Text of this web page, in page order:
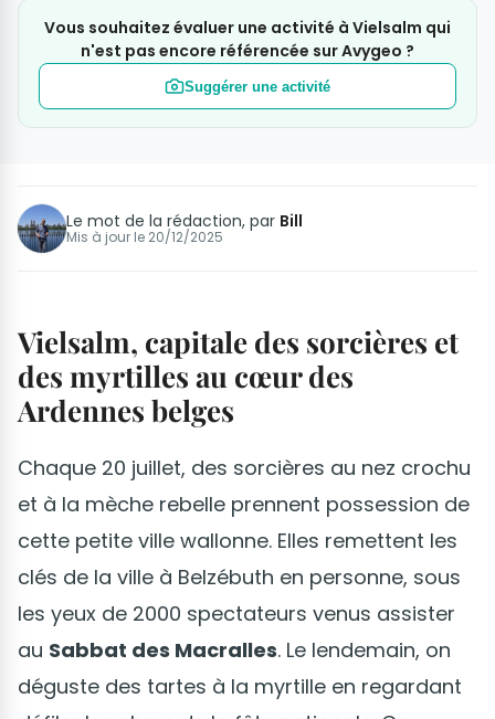
Vous souhaitez évaluer une activité à Vielsalm qui
n'est pas encore référencée sur Avygeo ?
Suggérer une activité
Le mot de la rédaction, par Bill
Mis à jour le 20/12/2025
Vielsalm, capitale des sorcières et
des myrtilles au cœur des
Ardennes belges
Chaque 20 juillet, des sorcières au nez crochu
et à la mèche rebelle prennent possession de
cette petite ville wallonne. Elles remettent les
clés de la ville à Belzébuth en personne, sous
les yeux de 2000 spectateurs venus assister
au Sabbat des Macralles. Le lendemain, on
déguste des tartes à la myrtille en regardant